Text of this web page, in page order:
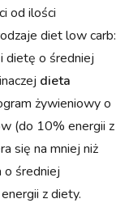
od ilości
diet low carb:
dietę o średniej
dieta
żywieniowy o
(do 10% energii z
się na mniej niż
średniej
z diety.